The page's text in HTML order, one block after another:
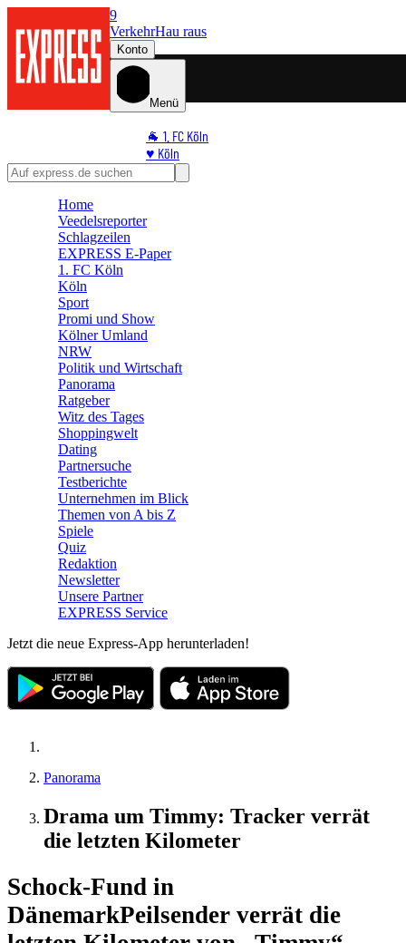
9
VerkehrHau raus
Konto
Menü
🐐 1. FC Köln
♥️ Köln
⭐ Promi
🛒 Shoppingwelt
Home
Veedelsreporter
Schlagzeilen
EXPRESS E-Paper
1. FC Köln
Köln
Sport
Promi und Show
Kölner Umland
NRW
Politik und Wirtschaft
Panorama
Ratgeber
Witz des Tages
Shoppingwelt
Dating
Partnersuche
Testberichte
Unternehmen im Blick
Themen von A bis Z
Spiele
Quiz
Redaktion
Newsletter
Unsere Partner
EXPRESS Service
Jetzt die neue Express-App herunterladen!
Panorama
Drama um Timmy: Tracker verrät
die letzten Kilometer
Schock-Fund in
DänemarkPeilsender verrät die